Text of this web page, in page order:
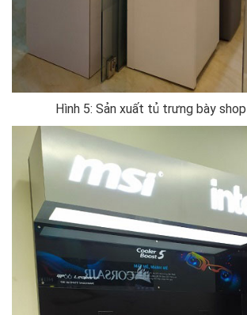
Hình 5: Sản xuất tủ trưng bày